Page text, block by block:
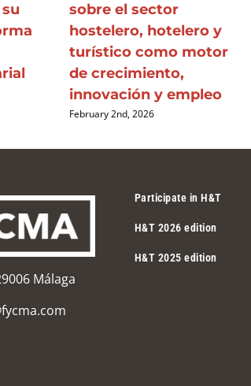
sobre el sector
hostelero, hotelero y
turístico como motor
de crecimiento,
innovación y empleo
February 2nd, 2026
Málaga
Participate in H&T
H&T 2026 edition
H&T 2025 edition